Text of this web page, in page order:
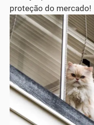
proteção do mercado!